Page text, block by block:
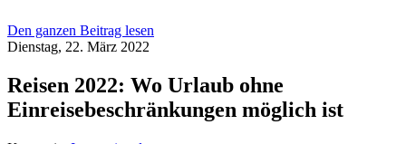
Den ganzen Beitrag lesen
Dienstag, 22. März 2022
Reisen 2022: Wo Urlaub ohne
Einreisebeschränkungen möglich ist